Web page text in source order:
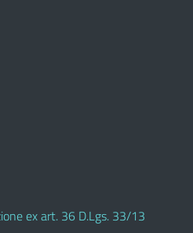
ex art. 36 D.Lgs. 33/13